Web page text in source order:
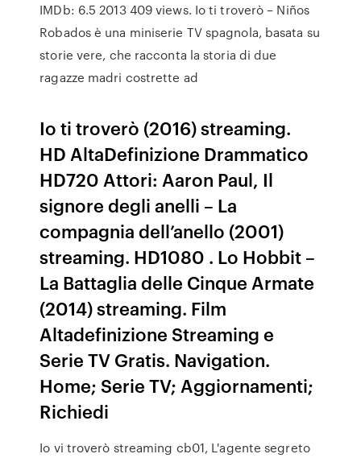
IMDb: 6.5 2013 409 views. Io ti troverò – Niños
Robados è una miniserie TV spagnola, basata su
storie vere, che racconta la storia di due
ragazze madri costrette ad
Io ti troverò (2016) streaming.
HD AltaDefinizione Drammatico
HD720 Attori: Aaron Paul, Il
signore degli anelli – La
compagnia dell’anello (2001)
streaming. HD1080 . Lo Hobbit –
La Battaglia delle Cinque Armate
(2014) streaming. Film
Altadefinizione Streaming e
Serie TV Gratis. Navigation.
Home; Serie TV; Aggiornamenti;
Richiedi
Io vi troverò streaming cb01, L'agente segreto